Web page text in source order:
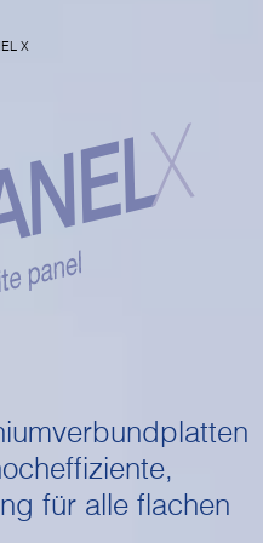
X
für alle flachen